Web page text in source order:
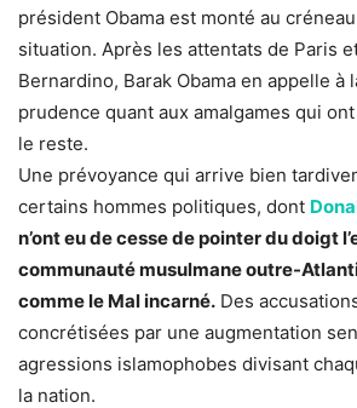
président Obama est monté au
situation. Après les attentats de Paris
Bernardino, Barak Obama en appelle à
prudence quant aux amalgames qui
le reste.
Une prévoyance qui arrive bien
certains hommes politiques, dont
n’ont eu de cesse de pointer du doigt
communauté musulmane outre-
comme le Mal incarné. Des
concrétisées par une augmentation
agressions islamophobes divisant
la nation.